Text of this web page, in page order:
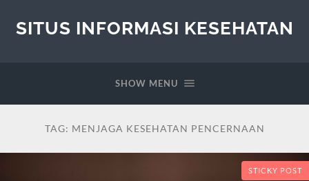
SITUS INFORMASI KESEHATAN
SHOW MENU
TAG: MENJAGA KESEHATAN PENCERNAAN
STICKY POST